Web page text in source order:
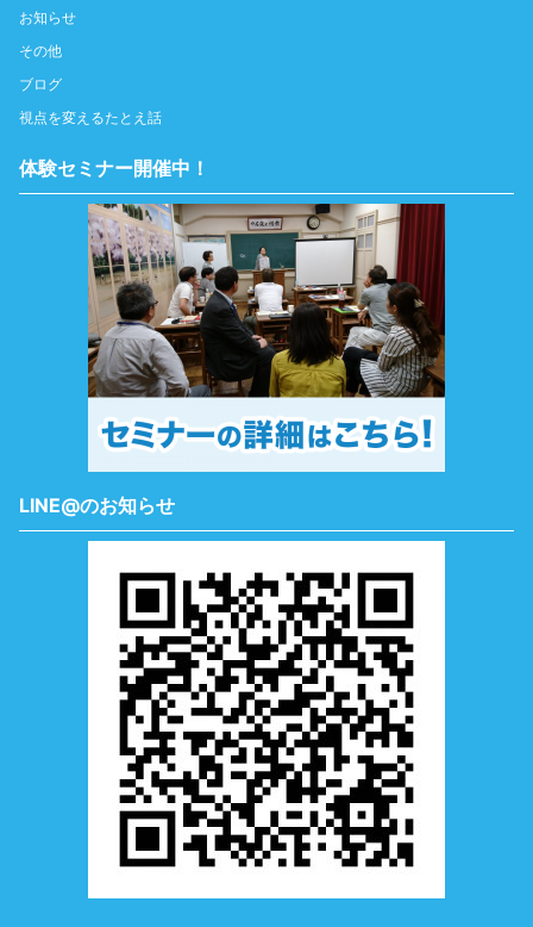
お知らせ
その他
ブログ
視点を変えるたとえ話
体験セミナー開催中！
LINE@のお知らせ